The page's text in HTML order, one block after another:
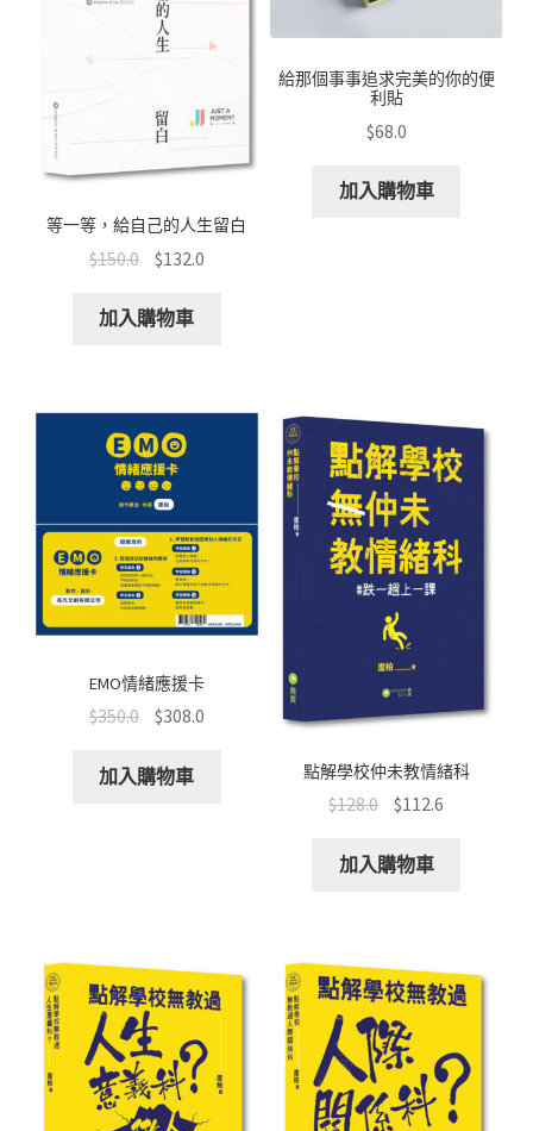
等一等，給自己的人生留白
$150.0 $132.0
加入購物車
給那個事事追求完美的你的便
利貼
$68.0
加入購物車
EMO情緒應援卡
$350.0 $308.0
加入購物車 點解學校仲未教情緒科
$128.0 $112.6
加入購物車